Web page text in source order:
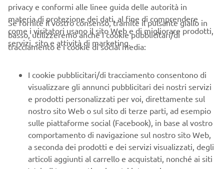
NEWSLETTER
Conoscerai in anteprima le ultime offerte, gli eventi speciali, le
nuove uscite e molto altro
ISCRIVITI
Leggi la nostra Informativa sulla privacy per sapere come
trattiamo i tuoi dati personali: Informativa sulla Privacy
Italy (Italian)
privacy e conformi alle linee guida delle autorità in
materia di protezione dei dati, al fine di comprendere
come i visitatori usano il sito Web e di migliorare prodotti,
servizi, sito e attività di marketing.
Se fornite il vostro consenso, tramite il pulsante giallo in
basso, utilizzeremo anche i cookie pubblicitari/di
tracciamento e i cookie di social media:
I cookie pubblicitari/di tracciamento consentono di
visualizzare gli annunci pubblicitari dei nostri servizi
e prodotti personalizzati per voi, direttamente sul
nostro sito Web o sul sito di terze parti, ad esempio
sulle piattaforme social (Facebook), in base al vostro
comportamento di navigazione sul nostro sito Web,
a seconda dei prodotti e dei servizi visualizzati, degli
articoli aggiunti al carrello e acquistati, nonché ai siti